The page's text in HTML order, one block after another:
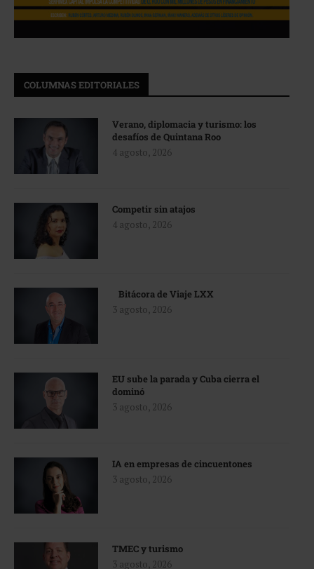
COLUMNAS EDITORIALES
Verano, diplomacia y turismo: los
desafíos de Quintana Roo
4 agosto, 2026
Competir sin atajos
4 agosto, 2026
Bitácora de Viaje LXX
3 agosto, 2026
EU sube la parada y Cuba cierra el
dominó
3 agosto, 2026
IA en empresas de cincuentones
3 agosto, 2026
TMEC y turismo
3 agosto, 2026